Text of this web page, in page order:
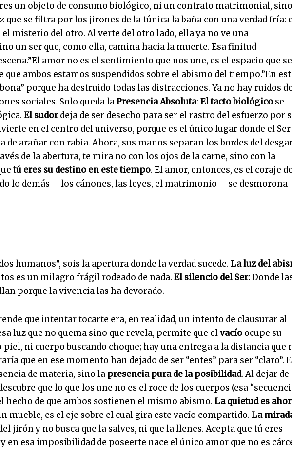
un objeto de consumo biológico, ni un contrato matrimonial,
se filtra por los jirones de la túnica la baña con una verdad fría:
misterio del otro. Al verte del otro lado, ella ya no ve una
un ser que, como ella, camina hacia la muerte. Esa finitud
amor no es el sentimiento que nos une, es el espacio que se
que ambos estamos suspendidos sobre el abismo del tiempo.”En
porque ha destruido todas las distracciones. Ya no hay ruidos de
sociales. Solo queda laPresencia Absoluta: El tacto biológico se
El sudordeja de ser desecho para ser el rastro del esfuerzo por
en el centro del universo, porque es el único lugar donde el Ser
de arañar con rabia. Ahora, sus manos separan los bordes del
de la abertura, te mira no con los ojos de la carne, sino con la
tú eres su destino en este tiempo. El amor, entonces, es el coraje de
lo demás —los cánones, las leyes, el matrimonio— se desmorona
humanos”, sois la apertura donde la verdad sucede. La luz del
es un milagro frágil rodeado de nada. El silencio del Ser:Donde
porque la vivencia las ha devorado.
que intentar tocarte era, en realidad, un intento de clausurar al
luz que no quema sino que revela, permite que elvacío ocupe su
piel, ni cuerpo buscando choque; hay una entrega a la distancia que
que en ese momento han dejado de ser “entes” para ser “claro”.
de materia, sino la presencia pura de la posibilidad. Al dejar de
que lo que los une no es el roce de los cuerpos (esa
hecho de que ambos sostienen el mismo abismo. La quietud es
mueble, es el eje sobre el cual gira este vacío compartido. La
jirón y no busca que la salves, ni que la llenes. Acepta que tú eres
en esa imposibilidad de poseerte nace el único amor que no es